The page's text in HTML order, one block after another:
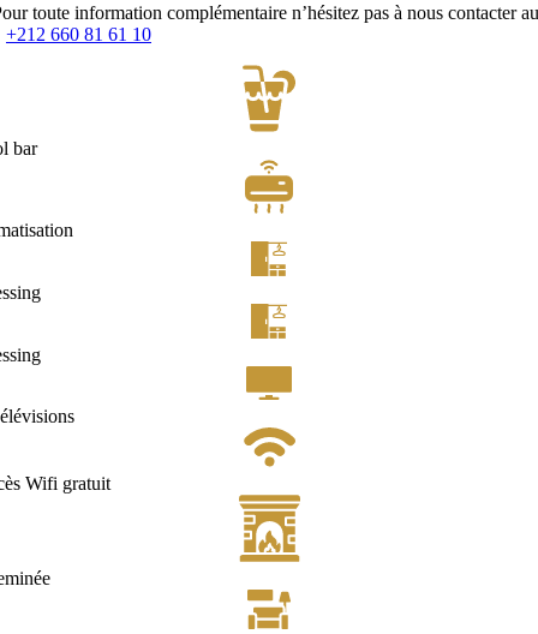
toute information complémentaire n’hésitez pas à nous contacter au
+212 660 81 61 10
bar
Wifi gratuit